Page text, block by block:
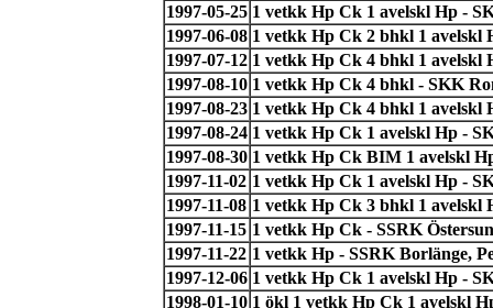
1997-05-25 1 vetkk Hp Ck 1 avelskl Hp -
1997-06-08 1 vetkk Hp Ck 2 bhkl 1 avelskl
1997-07-12 1 vetkk Hp Ck 4 bhkl 1 avelskl
1997-08-10 1 vetkk Hp Ck 4 bhkl - SKK
1997-08-23 1 vetkk Hp Ck 4 bhkl 1 avelskl
1997-08-24 1 vetkk Hp Ck 1 avelskl Hp -
1997-08-30 1 vetkk Hp Ck BIM 1 avelskl
1997-11-02 1 vetkk Hp Ck 1 avelskl Hp -
1997-11-08 1 vetkk Hp Ck 3 bhkl 1 avelskl
1997-11-15 1 vetkk Hp Ck - SSRK
1997-11-22 1 vetkk Hp - SSRK Borlänge,
1997-12-06 1 vetkk Hp Ck 1 avelskl Hp -
1998-01-10 1 ökl 1 vetkk Hp Ck 1 avelskl